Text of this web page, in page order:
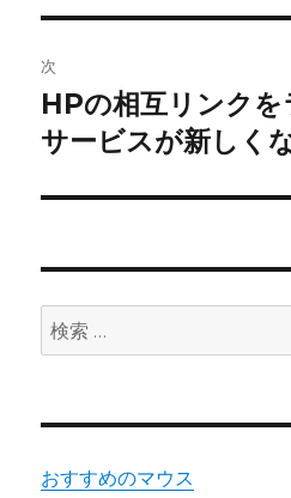
ビ
ゲ
ー
ン
稿:
次
次
の
稿:
HPの相互リンク
サービスが新しく
検
索:
おすすめのマウス